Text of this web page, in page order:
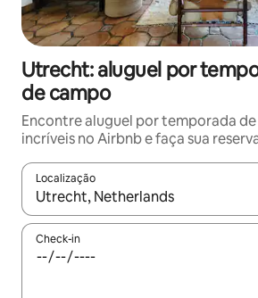
Utrecht: aluguel por
de campo
Encontre aluguel por temporada
incríveis no Airbnb e faça sua
Localização
Quando os resultados estiverem
Check-in